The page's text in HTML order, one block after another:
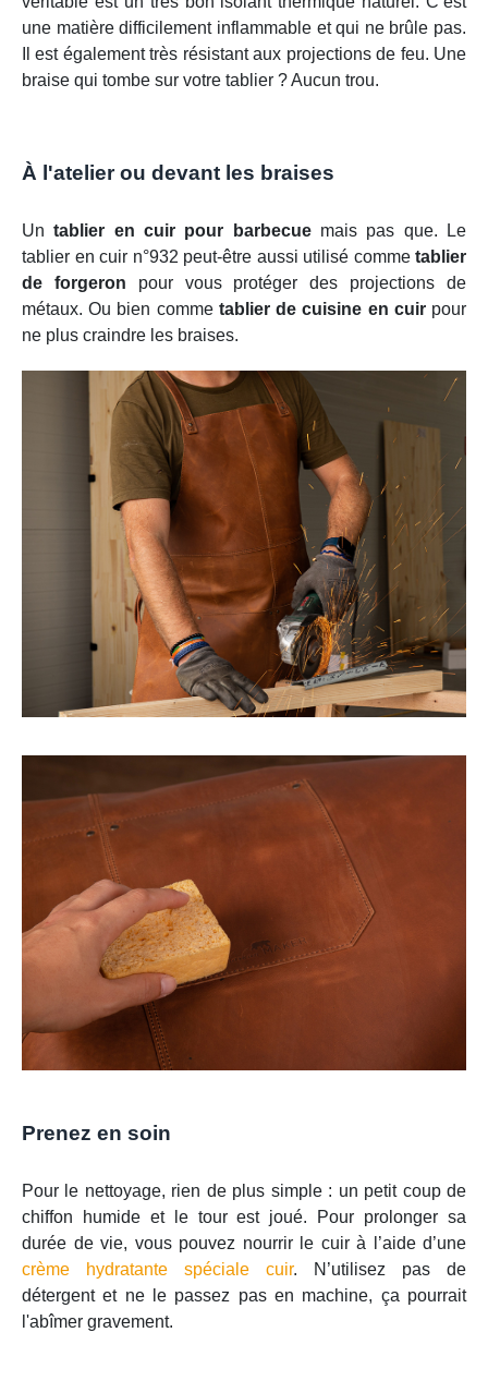
une matière difficilement inflammable et qui ne brûle pas.
Il est également très résistant aux projections de feu. Une
braise qui tombe sur votre tablier ? Aucun trou.
À l'atelier ou devant les braises
Untablier en cuir pour barbecuemais pas que. Le
tablier en cuir n°932 peut-être aussi utilisé comme tablier
de forgeron pour vous protéger des projections de
métaux. Ou bien comme tablier de cuisine en cuirpour
ne plus craindre les braises.
Prenez en soin
Pour le nettoyage, rien de plus simple : un petit coup de
chiffon humide et le tour est joué. Pour prolonger sa
durée de vie, vous pouvez nourrir le cuir à l’aide d’une
crème hydratante spéciale cuir. N’utilisez pas de
détergent et ne le passez pas en machine, ça pourrait
l'abîmer gravement.